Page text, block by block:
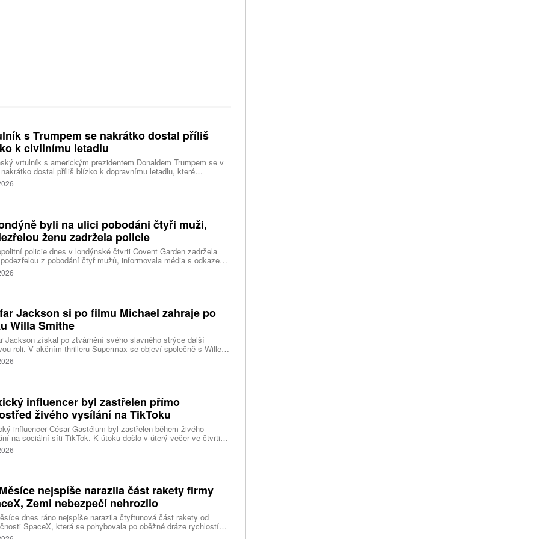
s Trumpem se nakrátko dostal příliš
k civilnímu letadlu
vrtulník s americkým prezidentem Donaldem Trumpem se v
dostal příliš blízko k dopravnímu letadlu, které
z washingtonského letiště Ronalda Reagana, uvedl dnes
Federální úřad pro letectví (FAA). Podle Bílého domu Trump
vyšetřování.
byli na ulici pobodáni čtyři muži,
ženu zadržela policie
policie dnes v londýnské čtvrti Covent Garden zadržela
z pobodání čtyř mužů, informovala média s odkazem
úřady. Mluvčí londýnské záchranné služby uvedl, že čtyři
byli ošetřeni na místě a převezeni do nedalekého
Jackson si po filmu Michael zahraje po
Willa Smithe
Jackson získal po ztvárnění svého slavného strýce další
roli. V akčním thrilleru Supermax se objeví společně s Willem
a AnnaSophií Robb. Podrobnosti o jeho postavě zatím tvůrci
influencer byl zastřelen přímo
živého vysílání na TikToku
influencer César Gastélum byl zastřelen během živého
na sociální síti TikTok. K útoku došlo v úterý večer ve čtvrti
ve městě Culiacán na severu země.
nejspíše narazila část rakety firmy
Zemi nebezpečí nehrozilo
dnes ráno nejspíše narazila čtyřtunová část rakety od
SpaceX, která se pohybovala po oběžné dráze rychlostí
2,43 kilometru za sekundu. Napsal to web stanice BBC, podle